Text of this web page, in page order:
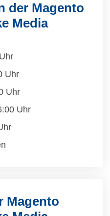
der Magento
Media
Uhr
Uhr
Uhr
Magento